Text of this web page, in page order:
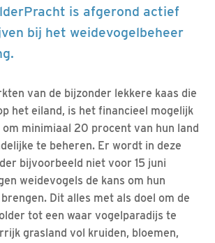
is afgerond actief
bij het weidevogelbeheer
van de bijzonder lekkere kaas die
het eiland, is het financieel mogelijk
minimiaal 20 procent van hun land
te beheren. Er wordt in deze
bijvoorbeeld niet voor 15 juni
weidevogels de kans om hun
Dit alles met als doel om de
tot een waar vogelparadijs te
grasland vol kruiden, bloemen,